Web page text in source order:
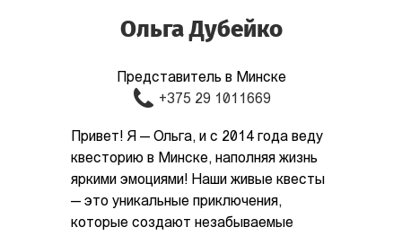
Ольга Дубейко
Представитель в Минске
+375 29 1011669
Привет! Я — Ольга, и с 2014 года веду
квесторию в Минске, наполняя жизнь
яркими эмоциями! Наши живые квесты
— это уникальные приключения,
которые создают незабываемые